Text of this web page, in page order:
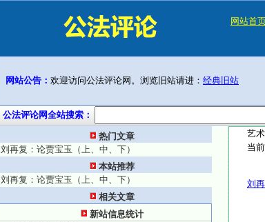
网站首
网站公告： 欢迎访问公法评论网。浏览旧站请进： 经典旧站
公法评论网全站搜索：
热门文章
刘再复：论贾宝玉（上、中、下）
本站推荐
刘再复：论贾宝玉（上、中、下）
相关文章
新站信息统计
艺
当
刘